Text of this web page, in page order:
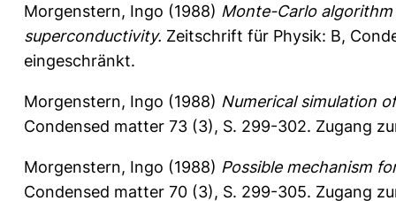
Morgenstern, Ingo (1988) Monte-Carlo
superconductivity. Zeitschrift für Physik: B,
eingeschränkt.
Morgenstern, Ingo (1988) Numerical simulation
Condensed matter 73 (3), S. 299-302. Zugang
Morgenstern, Ingo (1988) Possible mechanism
Condensed matter 70 (3), S. 299-305. Zugang